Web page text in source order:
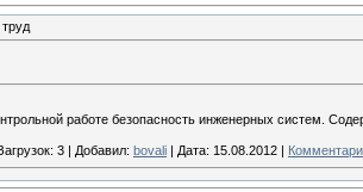
работе безопасность инженерных систем.
3 | Добавил: bovali | Дата: 15.08.2012 |